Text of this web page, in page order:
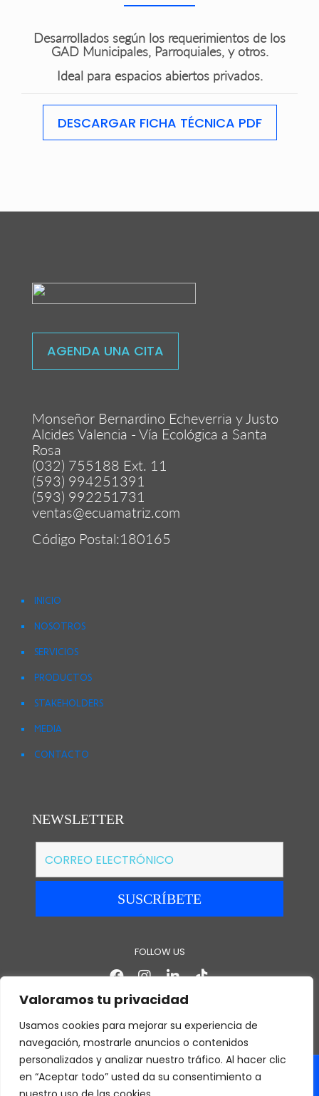
Valoramos tu privacidad
Usamos cookies para mejorar su experiencia de
navegación, mostrarle anuncios o contenidos
personalizados y analizar nuestro tráfico. Al hacer clic
en “Aceptar todo” usted da su consentimiento a
Desarrollados según los requerimientos de los
GAD Municipales, Parroquiales, y otros.
Ideal para espacios abiertos privados.
DESCARGAR FICHA TÉCNICA PDF
AGENDA UNA CITA
Monseñor Bernardino Echeverria y Justo
Alcides Valencia - Vía Ecológica a Santa
Rosa
(032) 755188 Ext. 11
(593) 994251391
(593) 992251731
ventas@ecuamatriz.com
Código Postal:180165
INICIO
NOSOTROS
SERVICIOS
PRODUCTOS
STAKEHOLDERS
MEDIA
CONTACTO
NEWSLETTER
FOLLOW US
Copyright © 2026 ECUAMATRIZ |FAQ |Política de